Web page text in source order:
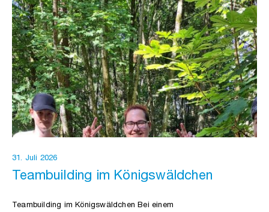
31. Juli 2026
Teambuilding im Königswäldchen
Teambuilding im Königswäldchen Bei einem